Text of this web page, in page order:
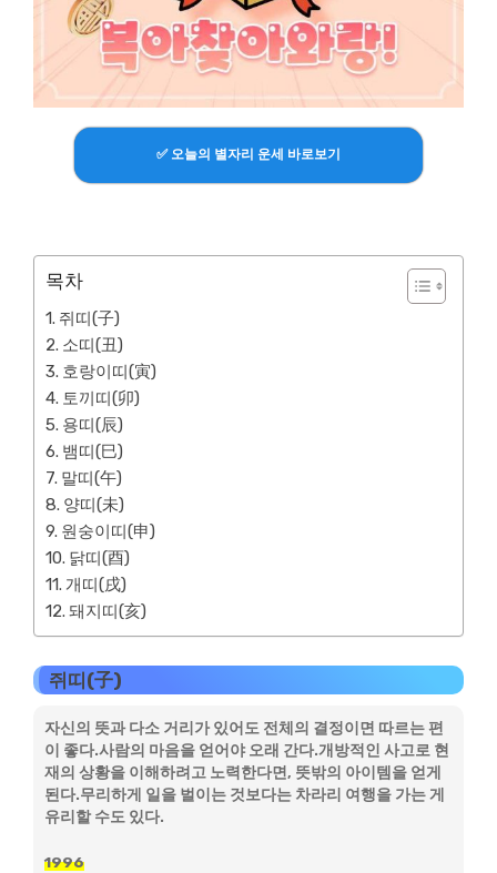
✅ 오늘의 별자리 운세 바로보기
목차
쥐띠(子)
소띠(丑)
호랑이띠(寅)
토끼띠(卯)
용띠(辰)
뱀띠(巳)
말띠(午)
양띠(未)
원숭이띠(申)
닭띠(酉)
개띠(戌)
돼지띠(亥)
쥐띠(子)
자신의 뜻과 다소 거리가 있어도 전체의 결정이면 따르는 편
이 좋다.사람의 마음을 얻어야 오래 간다.개방적인 사고로 현
재의 상황을 이해하려고 노력한다면, 뜻밖의 아이템을 얻게
된다.무리하게 일을 벌이는 것보다는 차라리 여행을 가는 게
유리할 수도 있다.
1996